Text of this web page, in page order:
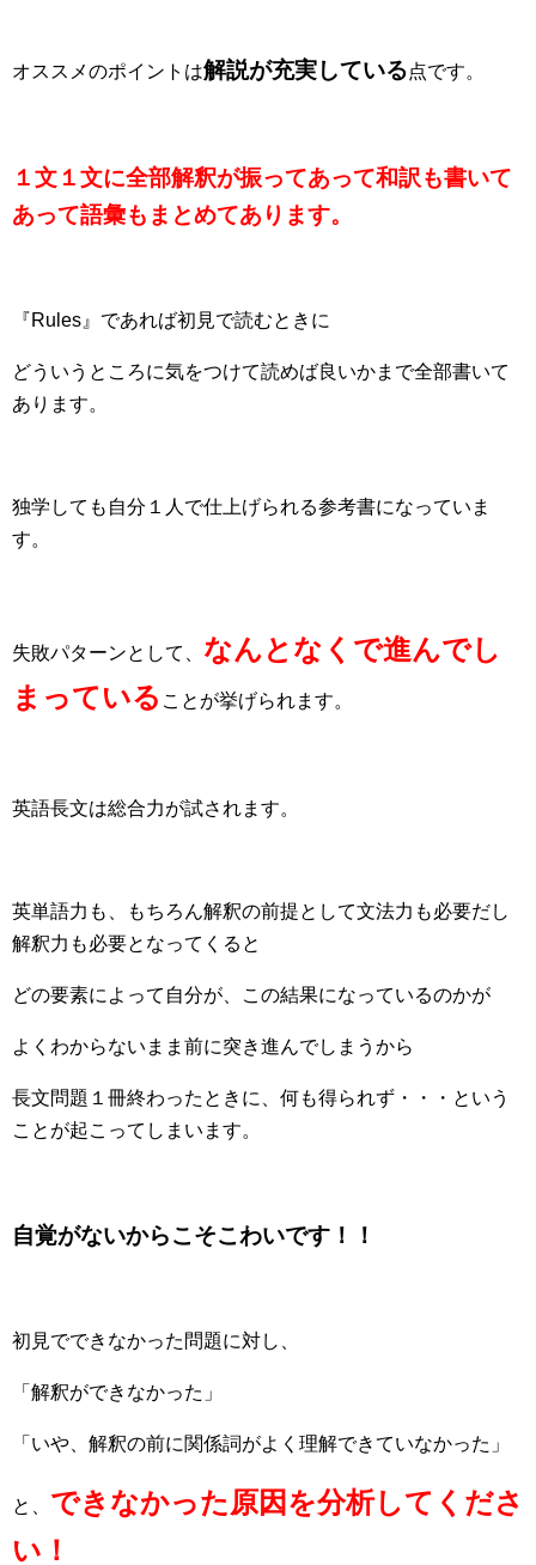
オススメのポイントは解説が充実している点です。
１文１文に全部解釈が振ってあって和訳も書いて
あって語彙もまとめてあります。
『Rules』であれば初見で読むときに
どういうところに気をつけて読めば良いかまで全部書いて
あります。
独学しても自分１人で仕上げられる参考書になっていま
す。
失敗パターンとして、 なんとなくで進んでし
まっている ことが挙げられます。
英語長文は総合力が試されます。
英単語力も、もちろん解釈の前提として文法力も必要だし
解釈力も必要となってくると
どの要素によって自分が、この結果になっているのかが
よくわからないまま前に突き進んでしまうから
長文問題１冊終わったときに、何も得られず・・・という
ことが起こってしまいます。
自覚がないからこそこわいです！！
初見でできなかった問題に対し、
「解釈ができなかった」
「いや、解釈の前に関係詞がよく理解できていなかった」
と、 できなかった原因を分析してくださ
い！